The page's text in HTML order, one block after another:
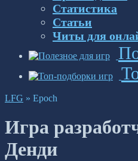
Статистика
Статьи
Читы для
LFG » Epoch
Игра
Денди